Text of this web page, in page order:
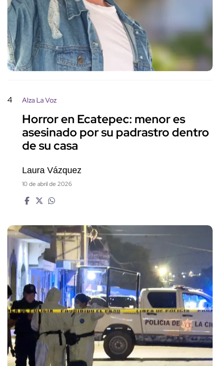
4 Alza La Voz
Horror en Ecatepec: menor es
asesinado por su padrastro dentro
de su casa
Laura Vázquez
10 de abril de 2026